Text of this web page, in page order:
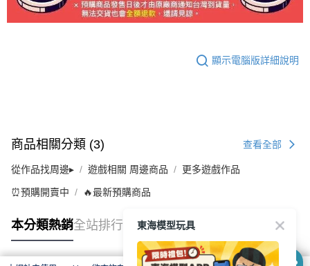
顯示電腦版詳細說明
商品相關分類 (3) 查看全部
從作品找周邊▸ 遊戲相關 周邊商品 更多遊戲作品
⏰預購開賣中 🔥最新預購商品
本分類熱銷全站排行 東海模型玩具